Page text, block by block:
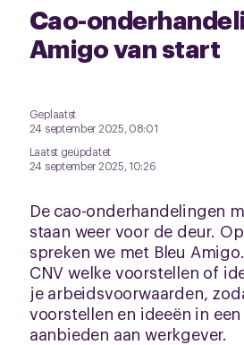
Cao-
Amigo van start
Geplaatst
24 september 2025, 08:01
Laatst geüpdatet
24 september 2025, 10:26
De cao-onderhandelingen
staan weer voor de deur.
spreken we met Bleu
CNV welke voorstellen of
je arbeidsvoorwaarden,
voorstellen en ideeën in
aanbieden aan werkgever.